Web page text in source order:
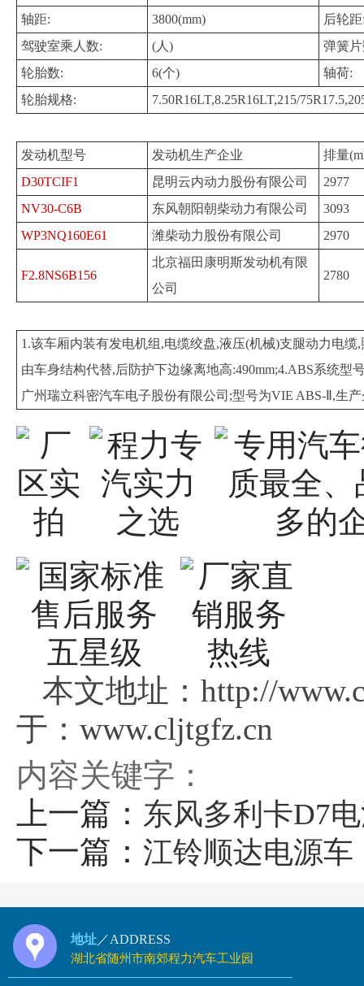
轴距:
3800(mm)
后轮
驾驶室乘人数:
(人)
弹簧
轮胎数:
6(个)
轴荷:
轮胎规格:
7.50R16LT,8.25R16LT,215/
发动机型号 发动机生产企业
排量
D30TCIF1
昆明云内动力股份有限公司
2977
NV30-C6B
东风朝阳朝柴动力有限公司
3093
WP3NQ160E61
潍柴动力股份有限公司 2970
F2.8NS6B156
北京福田康明斯发动机有限
公司
2780
1.该车厢内装有发电机组,电缆绞盘,液压(机械)支腿动力电
由车身结构代替,后防护下边缘离地高:490mm;4.ABS系统
广州瑞立科密汽车电子股份有限公司;型号为VIE ABS-Ⅱ,生
本文地址：http://
于：www.cljtgfz.cn
内容关键字：
上一篇： 东风多利卡D7
下一篇： 江铃顺达电源车
地址 ／ADDRESS
湖北省随州市南郊程力汽车工业园